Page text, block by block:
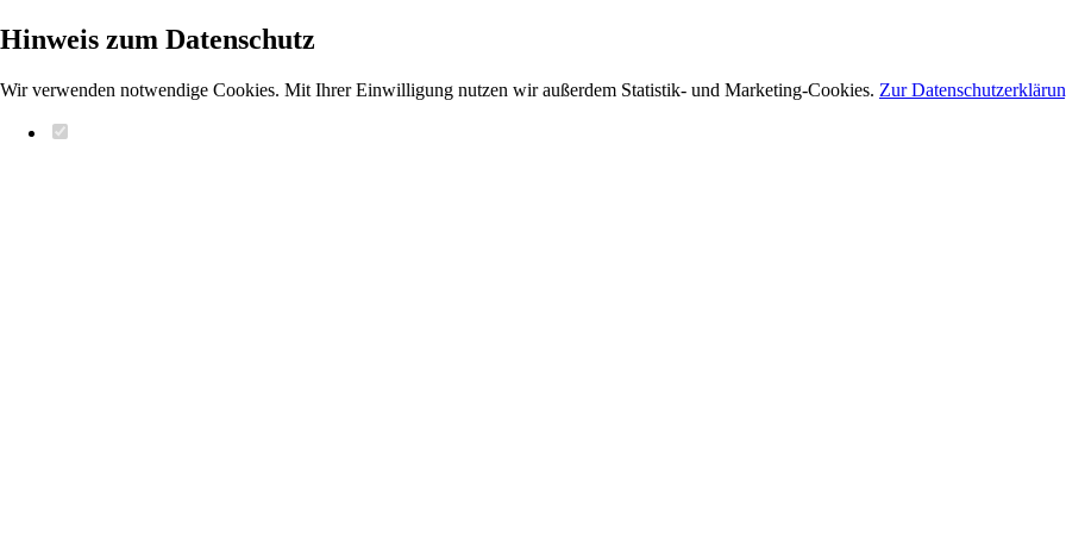
Hinweis zum Datenschutz
Wir verwenden notwendige Cookies. Mit Ihrer Einwilligung nutzen wir außerdem Statistik- und Marketing-Cookies. Zur